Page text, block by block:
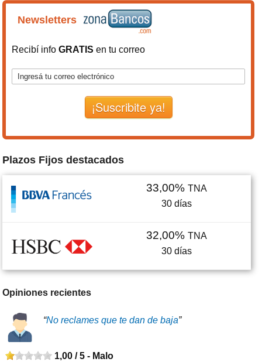
Newsletters
Recibí infoGRATIS en tu correo
¡Suscribite ya!
Plazos Fijos destacados
33,00% TNA
30 días
32,00% TNA
30 días
Opiniones recientes
“No reclames que te dan de baja”
1,00 / 5 - Malo